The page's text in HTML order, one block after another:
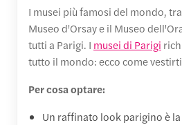
I musei più famosi del mondo,
Museo d'Orsay e il Museo
tutti a Parigi. I musei di Parigi
tutto il mondo: ecco come
Per cosa optare:
Un raffinato look parigino è